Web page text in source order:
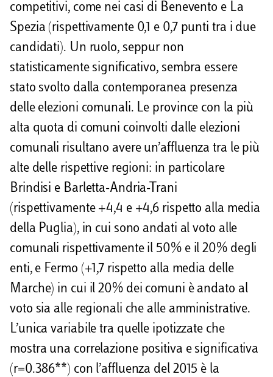
competitivi, come nei casi di Benevento e La
Spezia (rispettivamente 0,1 e 0,7 punti tra i due
candidati). Un ruolo, seppur non
statisticamente significativo, sembra essere
stato svolto dalla contemporanea presenza
delle elezioni comunali. Le province con la più
alta quota di comuni coinvolti dalle elezioni
comunali risultano avere un’affluenza tra le più
alte delle rispettive regioni: in particolare
Brindisi e Barletta-Andria-Trani
(rispettivamente +4,4 e +4,6 rispetto alla media
della Puglia), in cui sono andati al voto alle
comunali rispettivamente il 50% e il 20% degli
enti, e Fermo (+1,7 rispetto alla media delle
Marche) in cui il 20% dei comuni è andato al
voto sia alle regionali che alle amministrative.
L’unica variabile tra quelle ipotizzate che
mostra una correlazione positiva e significativa
(r=0.386**) con l’affluenza del 2015 è la